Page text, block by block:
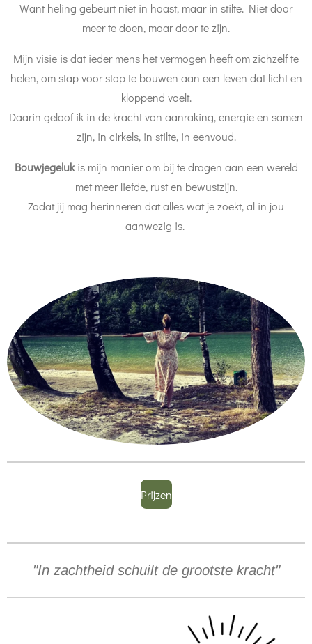
Want heling gebeurt niet in haast, maar in stilte. Niet door
meer te doen, maar door te zijn.
Mijn visie is dat ieder mens het vermogen heeft om zichzelf te
helen, om stap voor stap te bouwen aan een leven dat licht en
kloppend voelt.
Daarin geloof ik in de kracht van aanraking, energie en samen
zijn, in cirkels, in stilte, in eenvoud.
Bouwjegelukis mijn manier om bij te dragen aan een wereld
met meer liefde, rust en bewustzijn.
Zodat jij mag herinneren dat alles wat je zoekt, al in jou
aanwezig is.
Prijzen
"In zachtheid schuilt de grootste kracht"